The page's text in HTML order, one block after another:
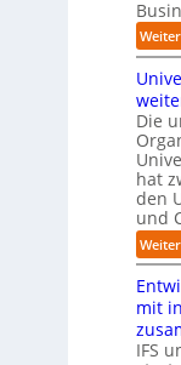
Die
hat
den
und
mit
IFS